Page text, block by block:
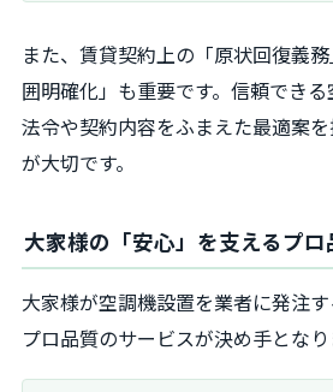
また、賃貸契約上の「原状回復義
囲明確化」も重要です。信頼できる
法令や契約内容をふまえた最適案
が大切です。
大家様の「安心」を支えるプ
大家様が空調機設置を業者に発注
プロ品質のサービスが決め手となり